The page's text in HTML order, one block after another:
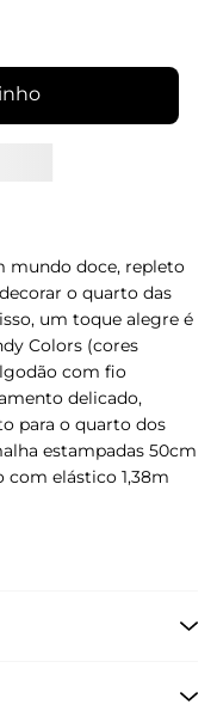
mundo doce, repleto
o quarto das
um toque alegre é
Colors (cores
com fio
delicado,
para o quarto dos
estampadas 50cm
com elástico 1,38m